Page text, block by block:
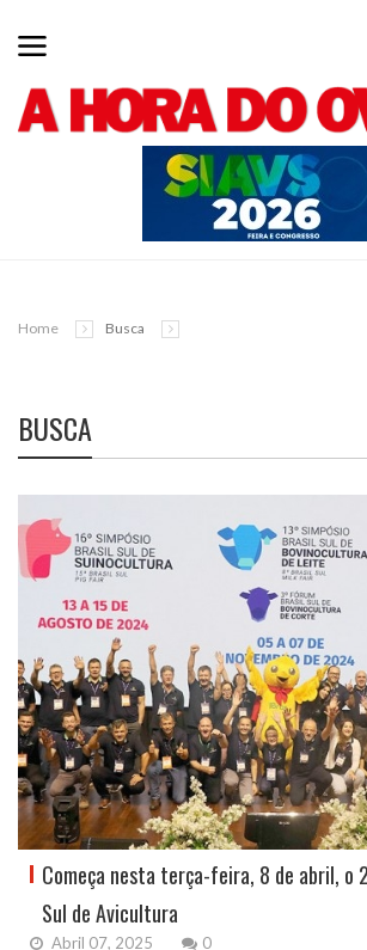
Home Busca
BUSCA
Começa nesta terça-feira, 8 de abril, o
Sul de Avicultura
Abril 07, 2025 0